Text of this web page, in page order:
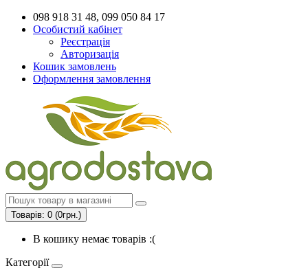
098 918 31 48, 099 050 84 17
Особистий кабінет
Реєстрація
Авторизація
Кошик замовлень
Оформлення замовлення
Товарів: 0 (0грн.)
В кошику немає товарів :(
Категорії